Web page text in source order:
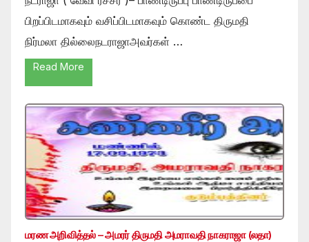
பிறப்பிடமாகவும் வசிப்பிடமாகவும் கொண்ட திருமதி
நிர்மலா தில்லைநடராஜாஅவர்கள் …
Read More
மரண அறிவித்தல் – அமரர் திருமதி அமராவதி நாகராஜா (லதா)